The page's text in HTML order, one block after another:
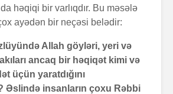
da həqiqi bir varlıqdır. Bu məsələ
ayədən bir neçəsi belədir:
Allah göyləri, yeri və
ancaq bir həqiqət kimi və
üçün yaratdığını
Əslində insanların çoxu Rəbbi